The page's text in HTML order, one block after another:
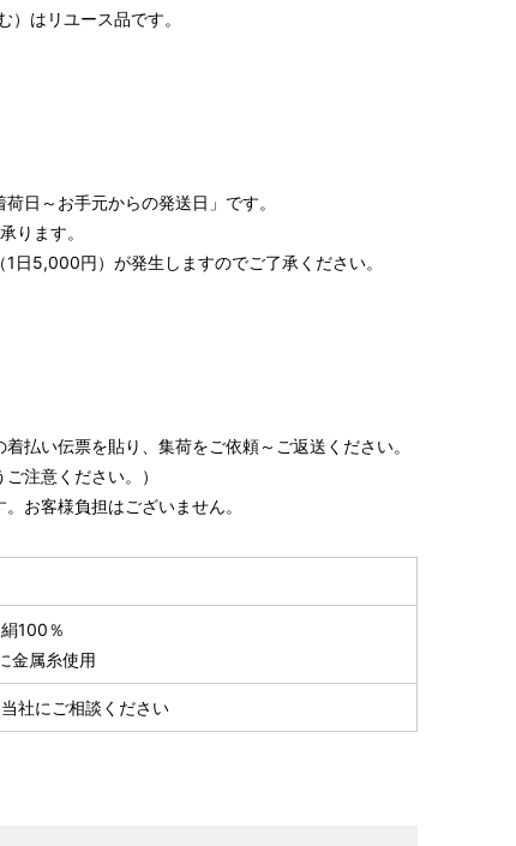
はリユース品です。
日～お手元からの発送日」です。
ります。
日5,000円）が発生しますのでご了承ください。
払い伝票を貼り、集荷をご依頼～ご返送ください。
注意ください。）
お客様負担はございません。
100％
金属糸使用
社にご相談ください